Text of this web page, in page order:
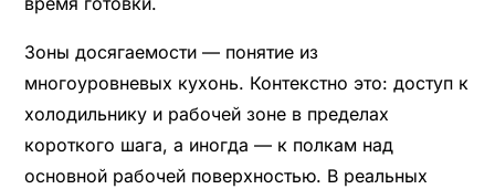
Зоны досягаемости — понятие из
многоуровневых кухонь. Контекстно это: доступ к
холодильнику и рабочей зоне в пределах
короткого шага, а иногда — к полкам над
основной рабочей поверхностью. В реальных